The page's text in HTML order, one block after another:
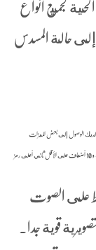
لجميع أنواع
إلى حالة المسدس
في ولاية ديلاوير منذ عام 2023 ، سيكون لديك الوصول إلى بعض الميزات
لن تشعر بالملل أبدا عند تصفح عناوين الألعاب، والذي يساوي 100 ضعف حصتك و 10 أضعاف على الأقل ثاني أعلى رمز
على الصوت
قوية جدا.